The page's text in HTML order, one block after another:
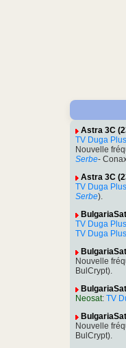
Astra 3C
TV Duga Plus
Nouvelle
Serbe-
Astra 3C
TV Duga Plus
Serbe).
TV Duga Plus
TV Duga Plus
Nouvelle
BulCrypt).
Neosat: TV
Nouvelle
BulCrypt).